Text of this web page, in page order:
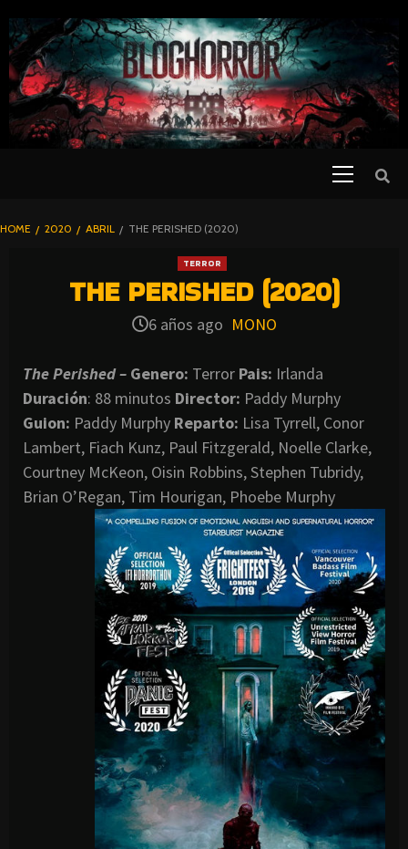
TO
CONTENT
BLOGHORROR
HOME 2020 ABRIL THE PERISHED (2020)
TERROR
THE PERISHED (2020)
6 años ago MONO
The Perished – Genero: Terror Pais: Irlanda
Duración: 88 minutos Director: Paddy Murphy
Guion: Paddy Murphy Reparto: Lisa Tyrrell, Conor
Lambert, Fiach Kunz, Paul Fitzgerald, Noelle Clarke,
Courtney McKeon, Oisin Robbins, Stephen Tubridy,
Brian O’Regan, Tim Hourigan, Phoebe Murphy